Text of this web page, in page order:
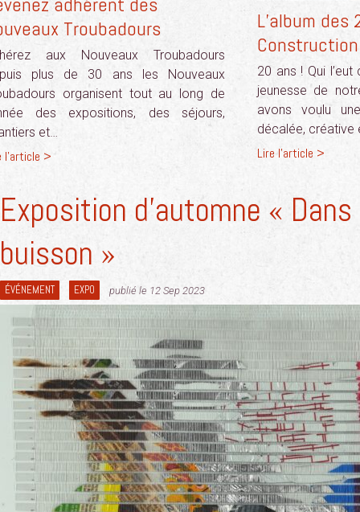
Troubadours
aux Nouveaux Troubadours
plus de 30 ans les Nouveaux
organisent tout au long de
des expositions, des séjours,
et…
l'article >
L’album
20 ans ! Qui
jeunesse de
avons voulu
décalée, créative
Lire l'article >
Exposition d’automne «
buisson »
ÉVÉNEMENT EXPO publié le 12 Sep 2023